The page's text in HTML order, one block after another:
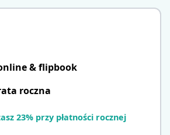
& flipbook
roczna
23% przy płatności rocznej